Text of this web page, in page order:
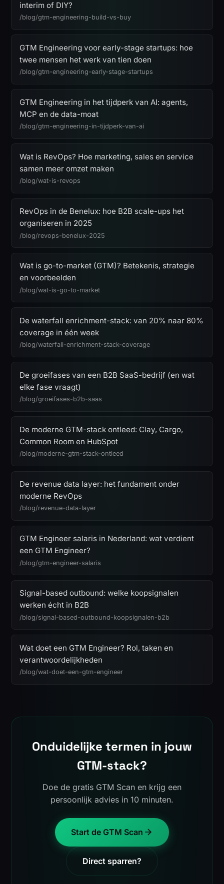
interim of DIY?
/blog/gtm-engineering-build-vs-buy
GTM Engineering voor early-stage startups: hoe
twee mensen het werk van tien doen
/blog/gtm-engineering-early-stage-startups
GTM Engineering in het tijdperk van AI: agents,
MCP en de data-moat
/blog/gtm-engineering-in-tijdperk-van-ai
Wat is RevOps? Hoe marketing, sales en service
samen meer omzet maken
/blog/wat-is-revops
RevOps in de Benelux: hoe B2B scale-ups het
organiseren in 2025
/blog/revops-benelux-2025
Wat is go-to-market (GTM)? Betekenis, strategie
en voorbeelden
/blog/wat-is-go-to-market
De waterfall enrichment-stack: van 20% naar 80%
coverage in één week
/blog/waterfall-enrichment-stack-coverage
De groeifases van een B2B SaaS-bedrijf (en wat
elke fase vraagt)
/blog/groeifases-b2b-saas
De moderne GTM-stack ontleed: Clay, Cargo,
Common Room en HubSpot
/blog/moderne-gtm-stack-ontleed
De revenue data layer: het fundament onder
moderne RevOps
/blog/revenue-data-layer
GTM Engineer salaris in Nederland: wat verdient
een GTM Engineer?
/blog/gtm-engineer-salaris
Signal-based outbound: welke koopsignalen
werken écht in B2B
/blog/signal-based-outbound-koopsignalen-b2b
Wat doet een GTM Engineer? Rol, taken en
verantwoordelijkheden
/blog/wat-doet-een-gtm-engineer
Onduidelijke termen in jouw
GTM-stack?
Doe de gratis GTM Scan en krijg een
persoonlijk advies in 10 minuten.
Start de GTM Scan
Direct sparren?